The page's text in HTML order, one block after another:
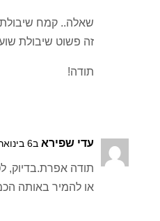
שאלה.. קמח
זה פשוט שיבולת
תודה!
עדי שפירא ב6 בינואר 2018 ב10:28
תודה אפרת.בדיוק,
או להמיר באותה